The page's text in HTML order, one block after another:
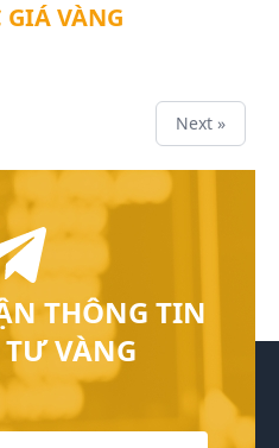
VÀNG
Next »
THÔNG TIN
VÀNG